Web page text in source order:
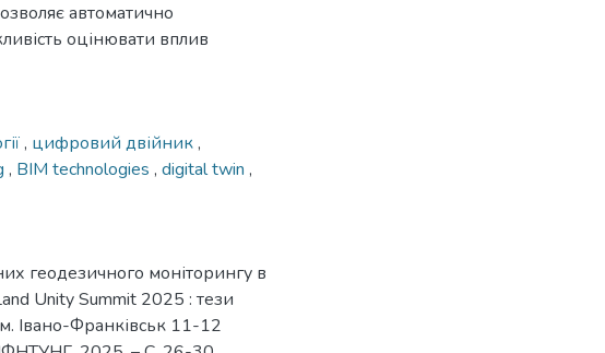
автоматично
оцінювати вплив
, цифровий двійник,
, BIM technologies , digital twin ,
геодезичного моніторингу в
Unity Summit 2025 : тези
Івано-Франківськ 11-12